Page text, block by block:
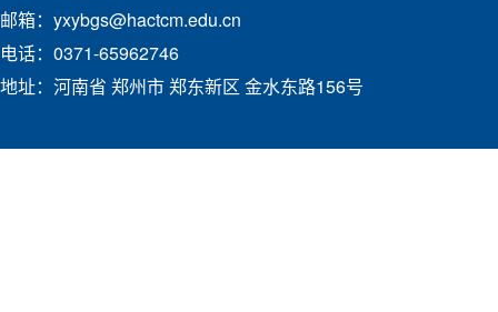
邮箱：yxybgs@hactcm.edu.cn
电话：0371-65962746
地址：河南省 郑州市 郑东新区 金水东路156号